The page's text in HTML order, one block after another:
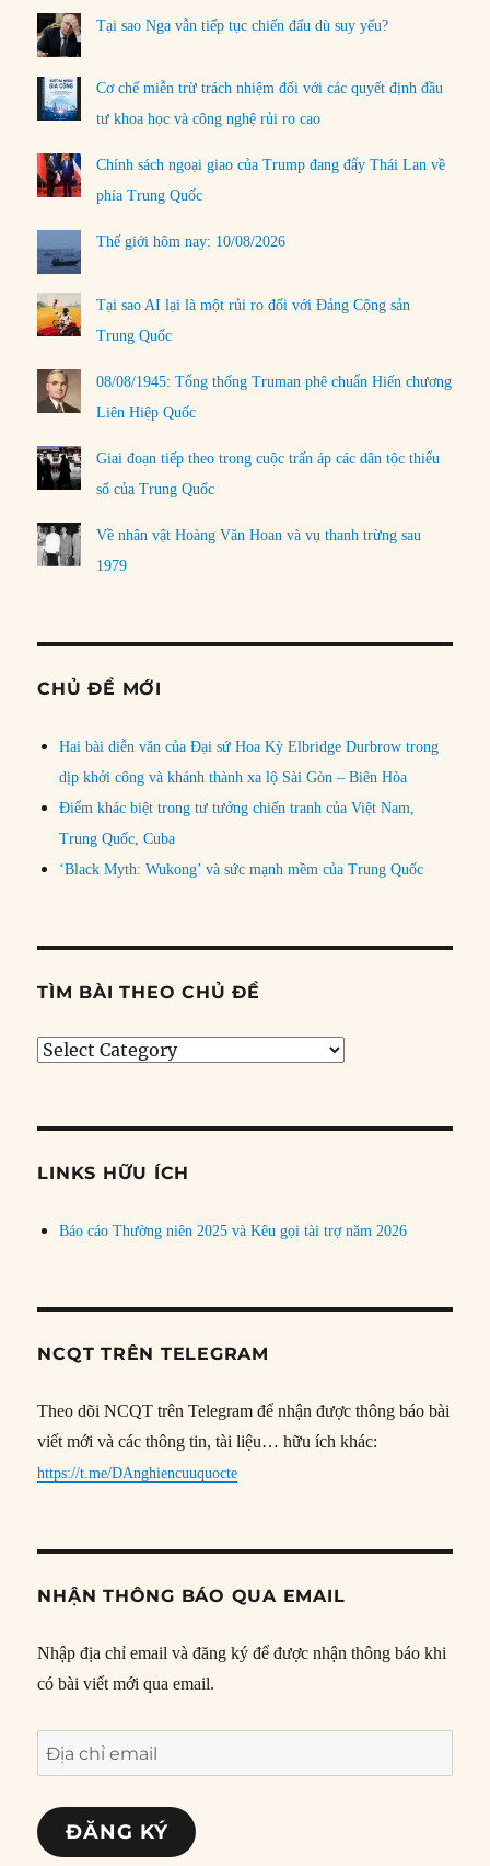
Tại sao Nga vẫn tiếp tục chiến đấu dù suy yếu?
Cơ chế miễn trừ trách nhiệm đối với các quyết định đầu
tư khoa học và công nghệ rủi ro cao
Chính sách ngoại giao của Trump đang đẩy Thái Lan về
phía Trung Quốc
Thế giới hôm nay: 10/08/2026
Tại sao AI lại là một rủi ro đối với Đảng Cộng sản
Trung Quốc
08/08/1945: Tổng thống Truman phê chuẩn Hiến chương
Liên Hiệp Quốc
Giai đoạn tiếp theo trong cuộc trấn áp các dân tộc thiểu
số của Trung Quốc
Về nhân vật Hoàng Văn Hoan và vụ thanh trừng sau
1979
CHỦ ĐỀ MỚI
Hai bài diễn văn của Đại sứ Hoa Kỳ Elbridge Durbrow trong
dịp khởi công và khánh thành xa lộ Sài Gòn – Biên Hòa
Điểm khác biệt trong tư tưởng chiến tranh của Việt Nam,
Trung Quốc, Cuba
‘Black Myth: Wukong’ và sức mạnh mềm của Trung Quốc
TÌM BÀI THEO CHỦ ĐỀ
Tìm
đề
LINKS HỮU ÍCH
Báo cáo Thường niên 2025 và Kêu gọi tài trợ năm 2026
NCQT TRÊN TELEGRAM
Theo dõi NCQT trên Telegram để nhận được thông báo bài
viết mới và các thông tin, tài liệu… hữu ích khác:
https://t.me/DAnghiencuuquocte
NHẬN THÔNG BÁO QUA EMAIL
Nhập địa chỉ email và đăng ký để được nhận thông báo khi
có bài viết mới qua email.
Địa
chỉ
email
ĐĂNG KÝ